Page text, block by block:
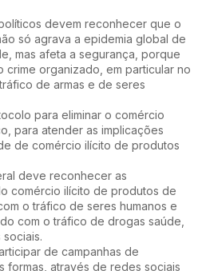
devem reconhecer que o
só agrava a epidemia global de
mas afeta a segurança, porque
crime organizado, em particular no
de armas e de seres
para eliminar o comércio
para atender as implicações
de comércio ilícito de produtos
deve reconhecer as
comércio ilícito de produtos de
o tráfico de seres humanos e
com o tráfico de drogas saúde,
de campanhas de
formas, através de redes sociais